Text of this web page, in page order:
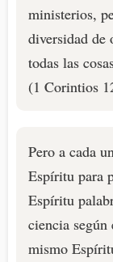
ministerios,
diversidad de
todas las
(1 Corintios
Pero a cada
Espíritu para
Espíritu
ciencia
mismo